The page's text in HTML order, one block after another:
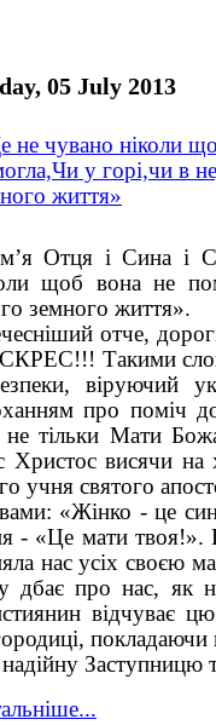
05 July 2013
не чувано ніколи
у горі,чи в
життя»
Отця і Сина і
щоб вона не
земного життя».
отче,
Такими
віруючий
про поміч
тільки Мати
Христос висячи на
учня святого
«Жінко - це
- «Це мати твоя!».
нас усіх своєю
дбає про нас, як
відчуває
покладаючи
надійну Заступницю